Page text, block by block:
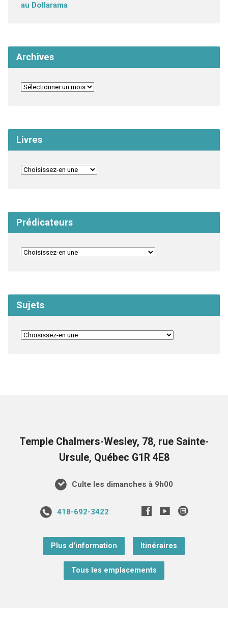
au Dollarama
Archives
Livres
Prédicateurs
Sujets
Temple Chalmers-Wesley, 78, rue Sainte-
Ursule, Québec G1R 4E8
Culte les dimanches à 9h00
418-692-3422
Plus d'information Itinéraires
Tous les emplacements